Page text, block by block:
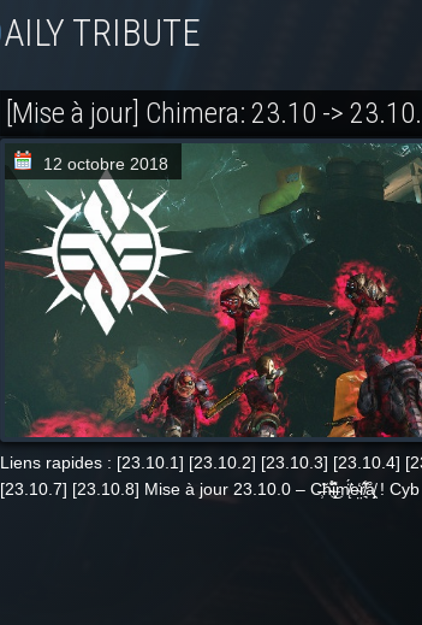
DAILY TRIBUTE
[Mise à jour] Chimera: 23.10 ->
12 octobre 2018
Liens rapides : [23.10.1] [23.10.2] [23.10.3] [23.10.4]
[23.10.7] [23.10.8] Mise à jour 23.10.0 – C̶̹̃h̴̊̍̐͜i̶͓̩͛̽m̸̨̈́͘e̴̤̒ŕ̸͉͋̕å̸̙̭͕ ! Cyb